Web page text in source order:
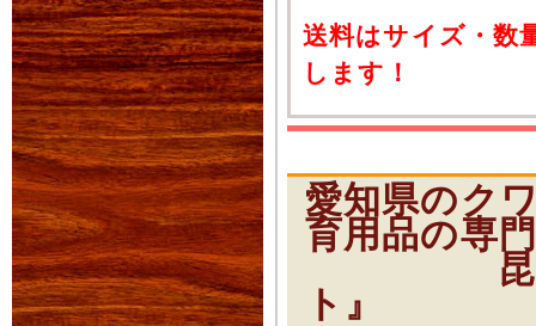
送料はサイズ・数
します！
愛知県のク
育用品の専
昆虫シ
ト』